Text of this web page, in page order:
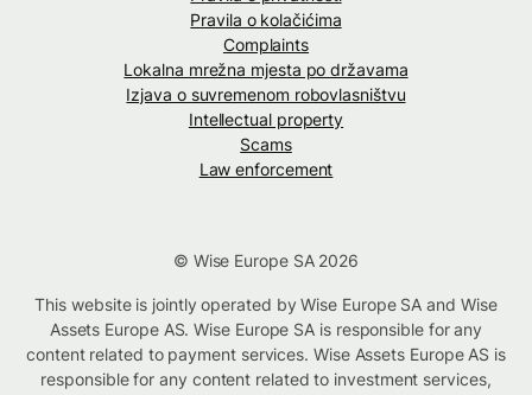
Pravila o kolačićima
Complaints
Lokalna mrežna mjesta po državama
Izjava o suvremenom robovlasništvu
Intellectual property
Scams
Law enforcement
© Wise Europe SA 2026
This website is jointly operated by Wise Europe SA and Wise
Assets Europe AS. Wise Europe SA is responsible for any
content related to payment services. Wise Assets Europe AS is
responsible for any content related to investment services,